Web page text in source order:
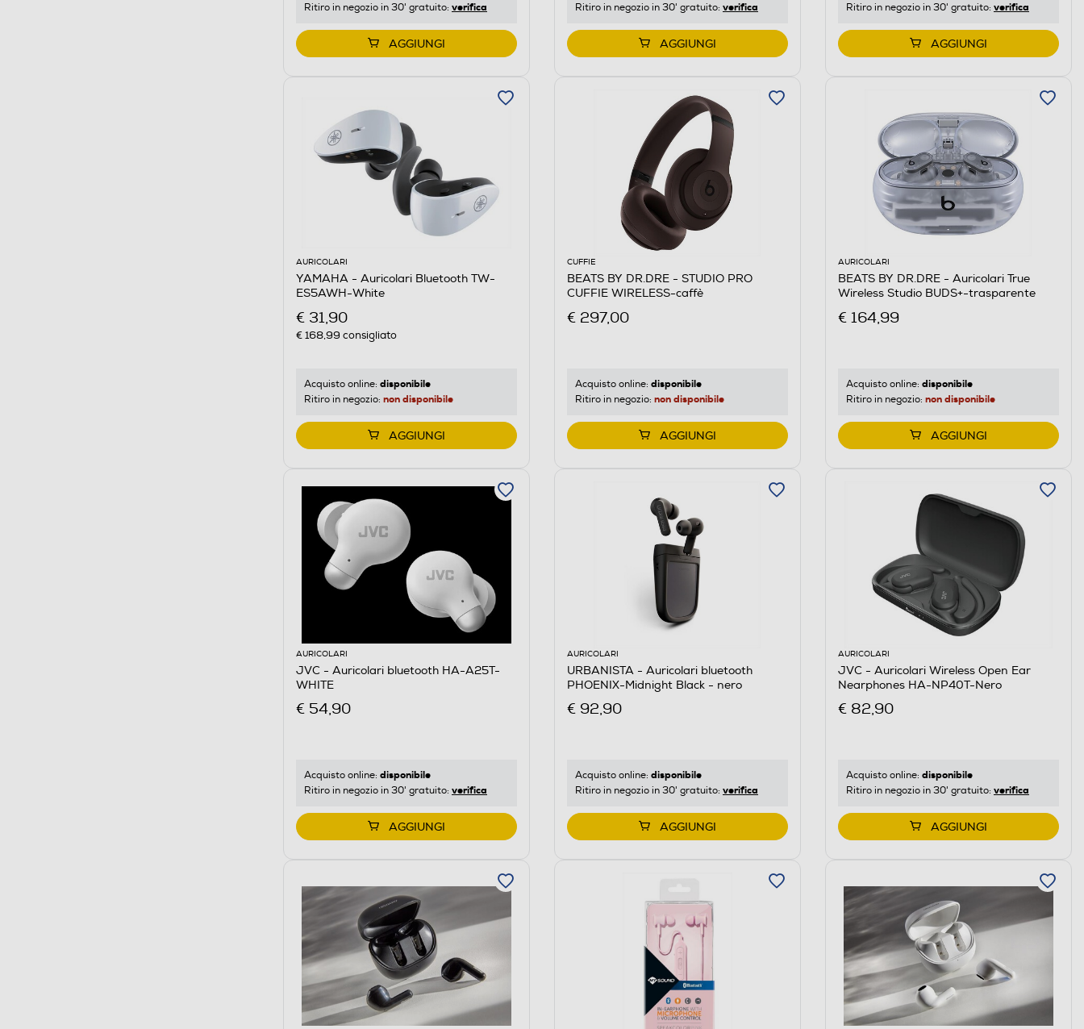
Ritiro in negozio in 30' gratuito: verifica
AGGIUNGI
Ritiro in negozio in 30' gratuito: verifica
AGGIUNGI
Ritiro in negozio in 30' gratuito: verifica
AGGIUNGI
AURICOLARI
YAMAHA - Auricolari Bluetooth TW-
ES5AWH-White
€ 31,90
€ 168,99 consigliato
Acquisto online: disponibile
Ritiro in negozio: non disponibile
AGGIUNGI
CUFFIE
BEATS BY DR.DRE - STUDIO PRO
CUFFIE WIRELESS-caffè
€ 297,00
Acquisto online: disponibile
Ritiro in negozio: non disponibile
AGGIUNGI
AURICOLARI
BEATS BY DR.DRE - Auricolari True
Wireless Studio BUDS+-trasparente
€ 164,99
Acquisto online: disponibile
Ritiro in negozio: non disponibile
AGGIUNGI
AURICOLARI
JVC - Auricolari bluetooth HA-A25T-
WHITE
€ 54,90
Acquisto online: disponibile
Ritiro in negozio in 30' gratuito: verifica
AGGIUNGI
AURICOLARI
URBANISTA - Auricolari bluetooth
PHOENIX-Midnight Black - nero
€ 92,90
Acquisto online: disponibile
Ritiro in negozio in 30' gratuito: verifica
AGGIUNGI
AURICOLARI
JVC - Auricolari Wireless Open Ear
Nearphones HA-NP40T-Nero
€ 82,90
Acquisto online: disponibile
Ritiro in negozio in 30' gratuito: verifica
AGGIUNGI